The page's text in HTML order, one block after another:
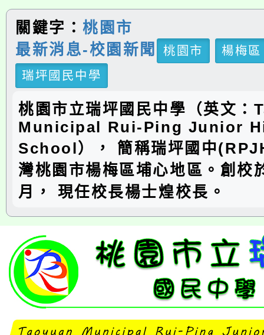
關鍵字：桃園市
最新消息-校園新聞
桃園市
楊梅區
瑞坪國民中學
桃園市立瑞坪國民中學（英文：
Municipal Rui-Ping Junior
School）， 簡稱瑞坪國中
灣桃園市楊梅區埔心地區。創校
月， 現任校長楊士煌校長。